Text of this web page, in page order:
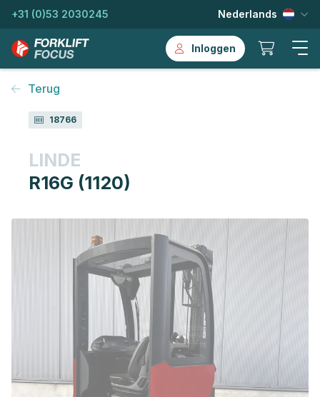
+31 (0)53 2030245 Nederlands
Inloggen
Terug
18766
LINDE
R16G (1120)